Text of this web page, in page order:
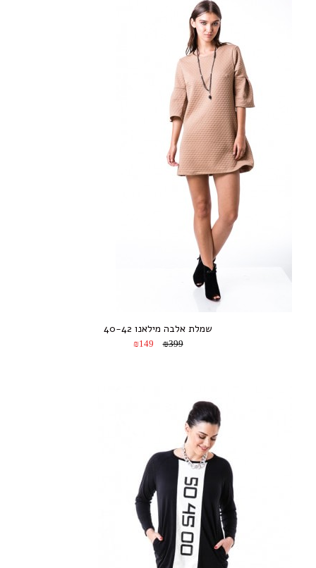
שמלת אלבה מילאנו 40-42
₪399
₪149